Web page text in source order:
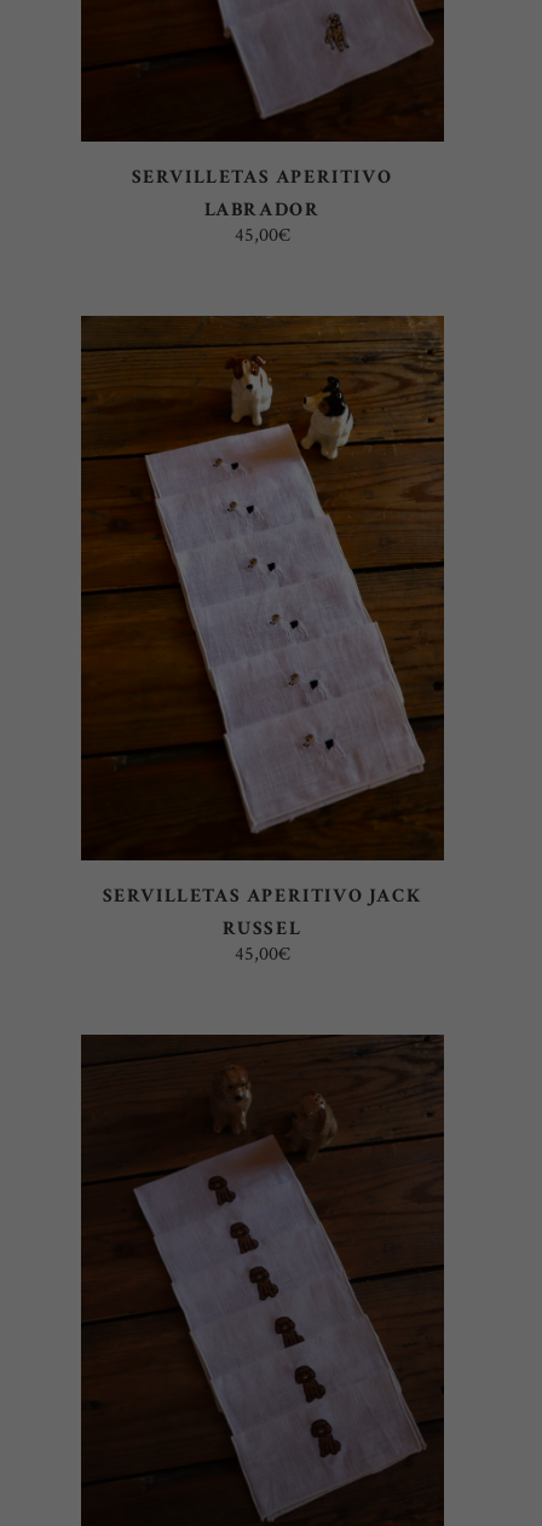
SERVILLETAS APERITIVO
LABRADOR
45,00€
AÑADIR AL CARRITO
SERVILLETAS APERITIVO JACK
RUSSEL
45,00€
AÑADIR AL CARRITO